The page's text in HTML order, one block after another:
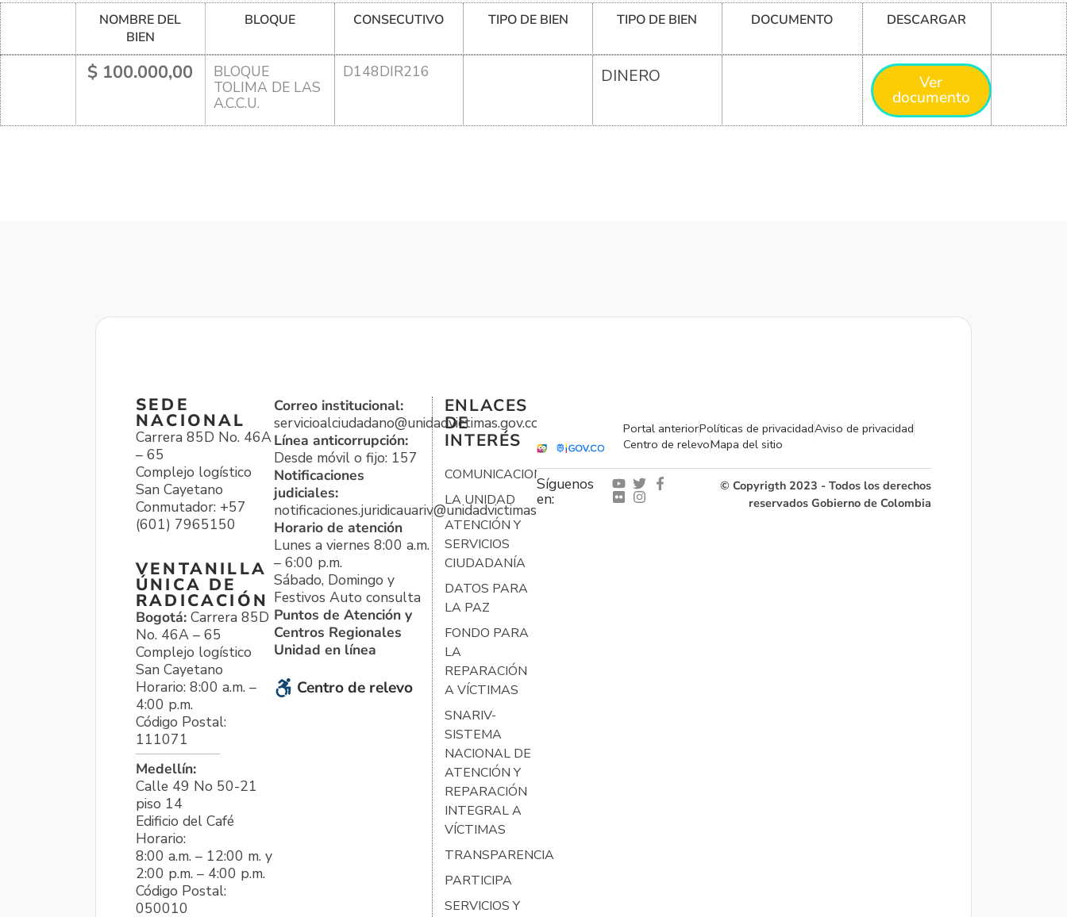
NOMBRE DEL
BIEN
BLOQUE CONSECUTIVO TIPO DE BIEN TIPO DE BIEN DOCUMENTO DESCARGAR
$ 100.000,00
BLOQUE
TOLIMA DE LAS
A.C.C.U.
D148DIR216 DINERO Ver
documento
SEDE
NACIONAL
Carrera 85D No. 46A
– 65
Complejo logístico
San Cayetano
Conmutador: +57
(601) 7965150
VENTANILLA
ÚNICA DE
RADICACIÓN
Bogotá: Carrera 85D
No. 46A – 65
Complejo logístico
San Cayetano
Horario: 8:00 a.m. –
4:00 p.m.
Código Postal:
111071
Medellín:
Calle 49 No 50-21
piso 14
Edificio del Café
Horario:
8:00 a.m. – 12:00 m. y
2:00 p.m. – 4:00 p.m.
Código Postal:
050010
Correo institucional:
servicioalciudadano@unidadvictimas.gov.co
Línea anticorrupción:
Desde móvil o fijo: 157
Notificaciones
judiciales:
notificaciones.juridicauariv@unidadvictimas.gov.co
Horario de atención
Lunes a viernes 8:00 a.m.
– 6:00 p.m.
Sábado, Domingo y
Festivos Auto consulta
Puntos de Atención y
Centros Regionales
Unidad en línea
Centro de relevo
ENLACES
DE
INTERÉS
COMUNICACIONES
LA UNIDAD
ATENCIÓN Y
SERVICIOS
CIUDADANÍA
DATOS PARA
LA PAZ
FONDO PARA
LA
REPARACIÓN
A VÍCTIMAS
SNARIV-
SISTEMA
NACIONAL DE
ATENCIÓN Y
REPARACIÓN
INTEGRAL A
VÍCTIMAS
TRANSPARENCIA
PARTICIPA
SERVICIOS Y
Portal anteriorPolíticas de privacidadAviso de privacidad
Centro de relevoMapa del sitio
Síguenos
en:
© Copyrigth 2023 - Todos los derechos
reservados Gobierno de Colombia